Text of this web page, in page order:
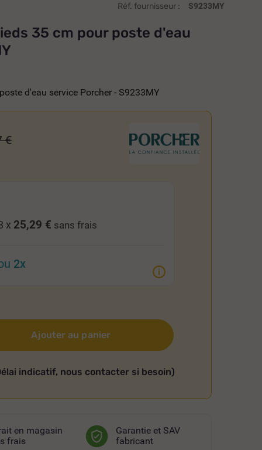
Réf. fournisseur : S9233MY
35 cm pour poste d'eau
d'eau service Porcher - S9233MY
€
x 25,29 € sans frais
2x
Ajouter au panier
indicatif, nous contacter si besoin)
en magasin
frais
Garantie et SAV
fabricant